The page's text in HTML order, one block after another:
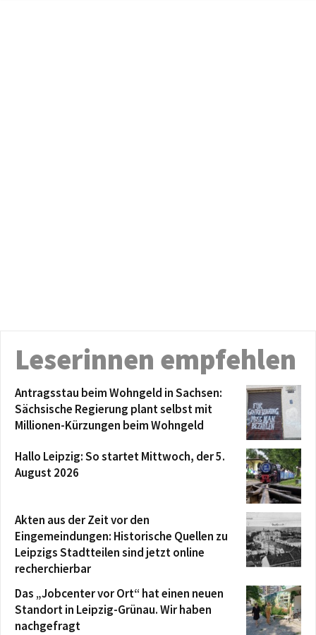
Leserinnen empfehlen
Antragsstau beim Wohngeld in Sachsen:
Sächsische Regierung plant selbst mit
Millionen-Kürzungen beim Wohngeld
Hallo Leipzig: So startet Mittwoch, der 5.
August 2026
Akten aus der Zeit vor den
Eingemeindungen: Historische Quellen zu
Leipzigs Stadtteilen sind jetzt online
recherchierbar
Das „Jobcenter vor Ort“ hat einen neuen
Standort in Leipzig-Grünau. Wir haben
nachgefragt